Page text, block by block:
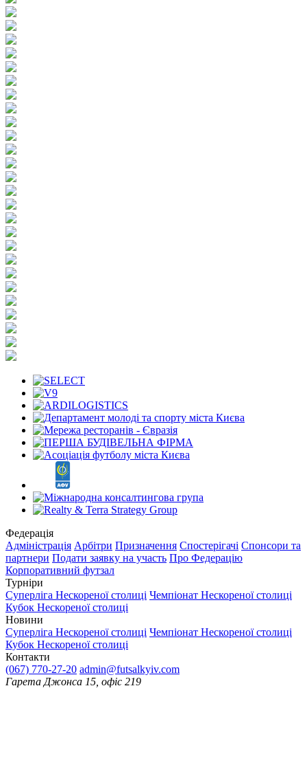
Федерація
Адміністрація Арбітри Призначення Спостерігачі Спонсори та
партнери Подати заявку на участь Про Федерацію
Корпоративний футзал
Турніри
Суперліга Нескореної столиці Чемпіонат Нескореної столиці
Кубок Нескореної столиці
Новини
Суперліга Нескореної столиці Чемпіонат Нескореної столиці
Кубок Нескореної столиці
Контакти
(067) 770-27-20 admin@futsalkyiv.com
Гарета Джонса 15, офіс 219